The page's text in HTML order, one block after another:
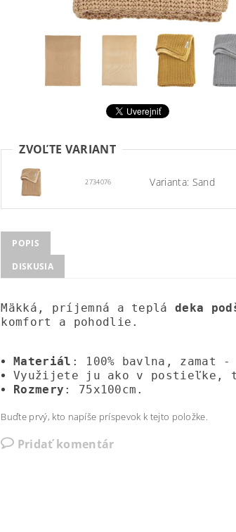
ZVOĽTE VARIANT
2734076 Varianta: Sand
POPIS
DISKUSIA
Mäkká, príjemná a tepládeka
komfort a pohodlie.
Materiál : 100% bavlna, zamat -
Využijete ju ako v postieľke,
Rozmery : 75x100cm.
Buďte prvý, kto napíše príspevok k tejto položke.
Pridať komentár